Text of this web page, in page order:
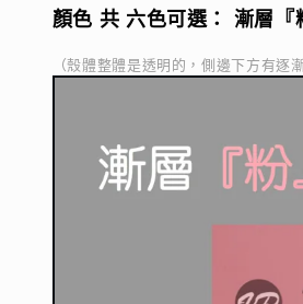
顏色 共 六色可選： 漸層
（殼體整體是透明的，側邊下方有逐